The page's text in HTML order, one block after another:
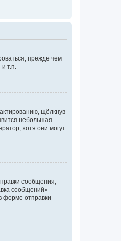
прежде чем
т.п.
щёлкнув
небольшая
хотя они могут
сообщения,
сообщений»
форме отправки